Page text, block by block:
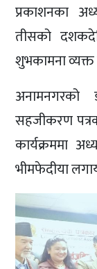
प्रकाशनका
तीसको
शुभकामना व्यक्त
अनामनगरको
सहजीकरण
कार्यक्रममा
भीमफेदीया